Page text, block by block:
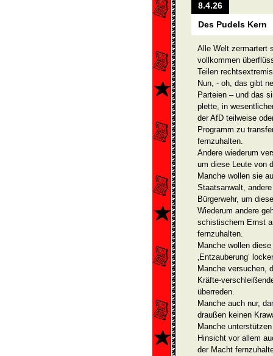
8.4.26
Des Pudels Kern
Alle Welt zermartert
vollkommen
Teilen
Nun, - oh, das gibt
Parteien – und das
plette, in
der AfD teilweise
Programm zu
fernzuhalten.
Andere wiederum
um diese Leute von
Manche wollen sie
Staatsanwalt,
Bürgerwehr, um
Wiederum andere
schisti­schem Ernst
fernzuhalten.
Manche wollen
‚Entzauberung‘
Manche versuchen,
Kräfte-
überreden.
Manche auch nur,
draußen keinen
Manche
Hinsicht vor allem
der Macht